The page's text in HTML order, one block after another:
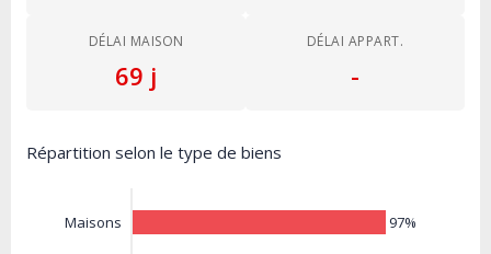
DÉLAI MAISON
69 j
DÉLAI APPART.
-
Répartition selon le type de biens
Maisons 97%